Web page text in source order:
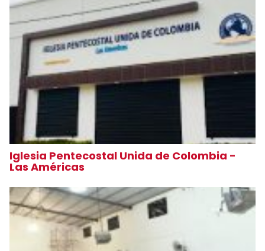
Iglesia Pentecostal Unida de Colombia -
Las Américas